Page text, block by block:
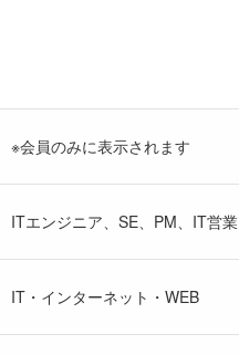
※会員のみに表示されます
ITエンジニア、SE、PM、IT営業
IT・インターネット・WEB